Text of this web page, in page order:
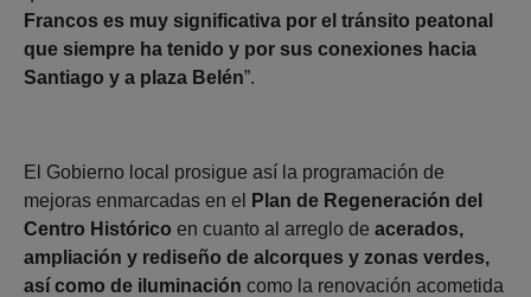
Francos es muy significativa por el tránsito peatonal
que siempre ha tenido y por sus conexiones hacia
Santiago y a plaza Belén”.
El Gobierno local prosigue así la programación de
mejoras enmarcadas en el
Plan de Regeneración del
Centro Histórico en cuanto al arreglo de acerados,
ampliación y rediseño de alcorques y zonas verdes,
así como de iluminación como la renovación acometida